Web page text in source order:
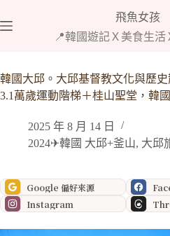
至
內
容
飛魚女孩
📍韓國遊記Ｘ美食生活
韓國大邱。大邱基督教文化與歷
3.1萬歲運動階梯＋桂山聖堂，韓
2025 年 8 月 14 日
2024✈韓國 大邱+釜山, 大邱
Google 偏好來源
Instagram